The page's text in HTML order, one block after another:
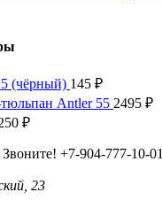
(чёрный) 145 ₽
Antler 55 2495 ₽
₽
+7-904-777-10-01
23